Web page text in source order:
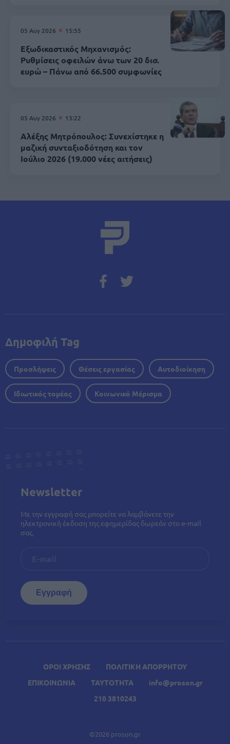
05 Αυγ 2026 15:55
Εξωδικαστικός Μηχανισμός:
Ρυθμίσεις οφειλών άνω των 20 δισ.
ευρώ – Πάνω από 66.500 συμφωνίες
05 Αυγ 2026 13:22
Αλέξης Μητρόπουλος: Συνεχίστηκε η
μαζική συνταξιοδότηση και τον
Ιούλιο 2026 (19.000 νέες αιτήσεις)
ΟΡΟΙ ΧΡΗΣΗΣ
ΠΟΛΙΤΙΚΗ ΑΠΟΡΡΗΤΟΥ
ΕΠΙΚΟΙΝΩΝΙΑ
ΤΑΥΤΟΤΗΤΑ
info@proson.gr
210 3810243
©2026 proson.gr
Δημοφιλή Tag
Προσλήψεις Θέσεις εργασίας Αυτοδιοίκηση
Ιδιωτικός τομέας Κοινωνικό Μέρισμα
Newsletter
Με την εγγραφή σας μπορείτε να λαμβάνετε την
ηλεκτρονική έκδοση της εφημερίδας δωρεάν στο e-mail
σας.